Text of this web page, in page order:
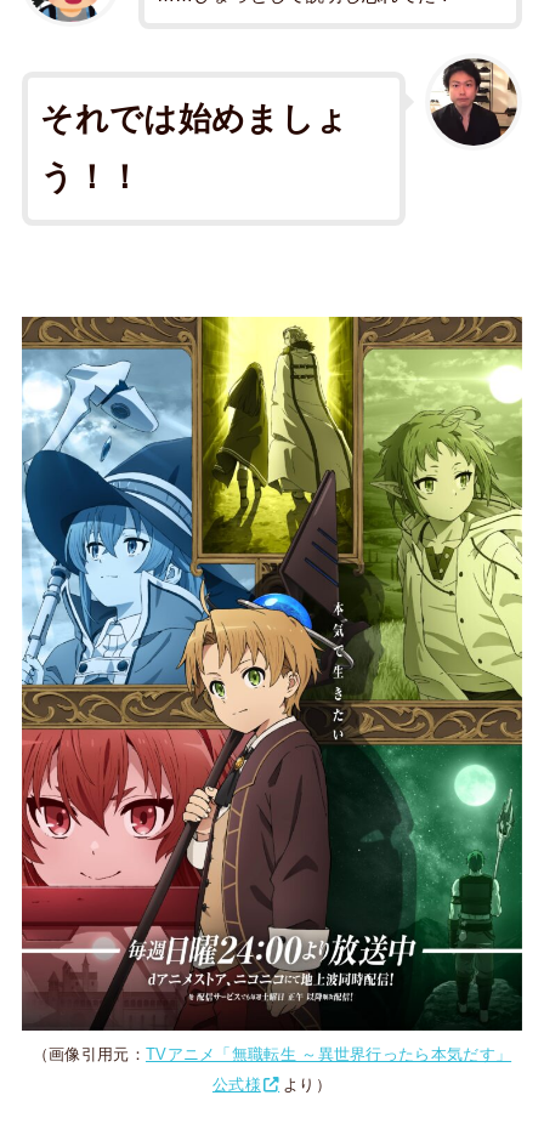
それでは始めましょ
う！！
（画像引用元： TVアニメ「無職転生 ～異世界行ったら本気だす」
公式様
より）